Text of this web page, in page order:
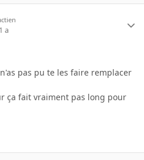
a
pas pu te les faire remplacer
ça fait vraiment pas long pour